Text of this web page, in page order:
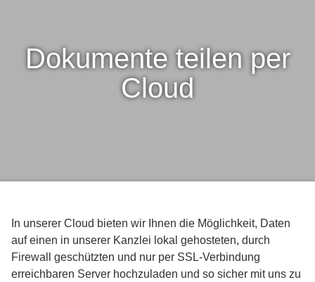
Dokumente teilen per
Cloud
In unserer Cloud bieten wir Ihnen die Möglichkeit, Daten
auf einen in unserer Kanzlei lokal gehosteten, durch
Firewall geschützten und nur per SSL-Verbindung
erreichbaren Server hochzuladen und so sicher mit uns zu